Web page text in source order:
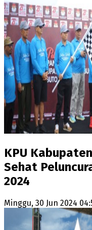
KPU
Sehat
2024
Minggu, 30 Jun 2024